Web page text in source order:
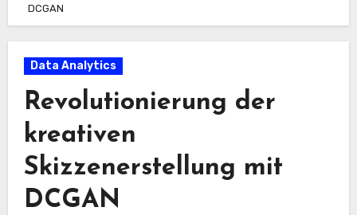
DCGAN
Data Analytics
Revolutionierung der
kreativen
Skizzenerstellung mit
DCGAN